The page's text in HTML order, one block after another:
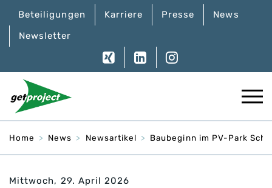
Beteiligungen Karriere Presse
News
Newsletter
Home News Newsartikel Baubeginn im PV-Park
Mittwoch, 29. April 2026